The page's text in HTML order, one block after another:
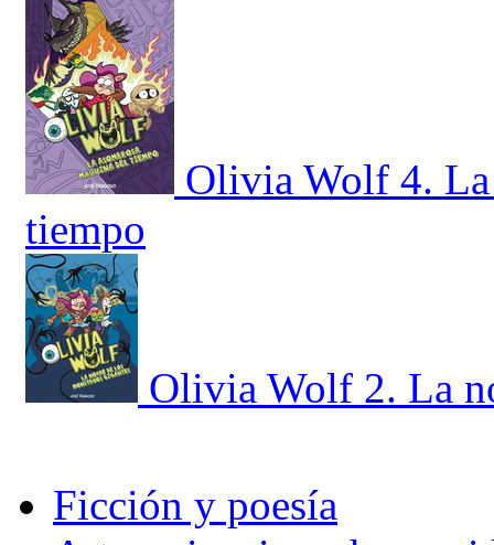
Olivia Wolf 4. La
tiempo
Olivia Wolf 2. La
Ficción y poesía